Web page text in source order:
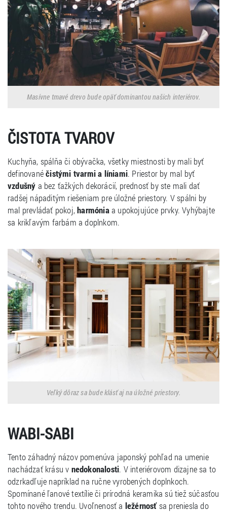
Masívne tmavé drevo bude opäť dominantou našich interiérov.
ČISTOTA TVAROV
Kuchyňa, spálňa či obývačka, všetky miestnosti by mali byť
definovanéčistými tvarmi a líniami. Priestor by mal byť
vzdušný a bez ťažkých dekorácií, prednosť by ste mali dať
radšej nápaditým riešeniam pre úložné priestory. V spálni by
mal prevládať pokoj,harmóniaa upokojujúce prvky. Vyhýbajte
sa krikľavým farbám a doplnkom.
Veľký dôraz sa bude klásť aj na úložné priestory.
WABI-SABI
Tento záhadný názov pomenúva japonský pohľad na umenie
nachádzať krásu v nedokonalosti. V interiérovom dizajne sa to
odzrkadľuje napríklad na ručne vyrobených doplnkoch.
Spomínané ľanové textílie či prírodná keramika sú tiež súčasťou
tohto nového trendu. Uvoľnenosť a ležérnosťsa preniesla do